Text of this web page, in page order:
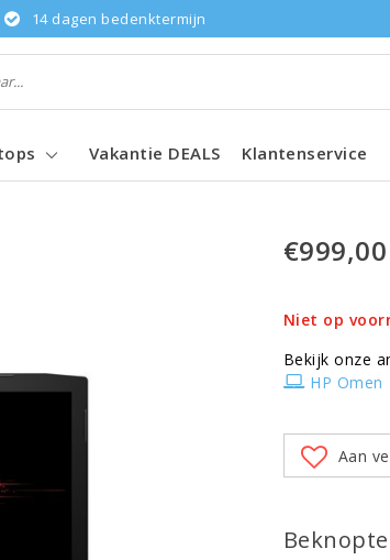
14 dagen bedenktermijn
Vakantie DEALS Klantenservice
€999,00
Niet op
Bekijk onze
HP Omen
Aan